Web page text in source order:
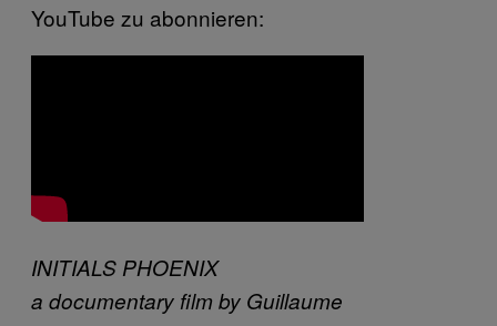
YouTube zu abonnieren:
INITIALS PHOENIX
a documentary film by Guillaume